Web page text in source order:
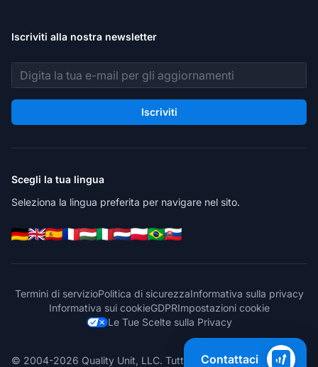
Iscriviti alla nostra newsletter
Indirizzo email
Iscriviti
Scegli la tua lingua
Seleziona la lingua preferita per navigare nel sito.
Termini di servizioPolitica di sicurezzaInformativa sulla privacy
Informativa sui cookieGDPRImpostazioni cookie
Le Tue Scelte sulla Privacy
© 2004-2026 Quality Unit, LLC. Tutti i diritti riservati.
Contattaci